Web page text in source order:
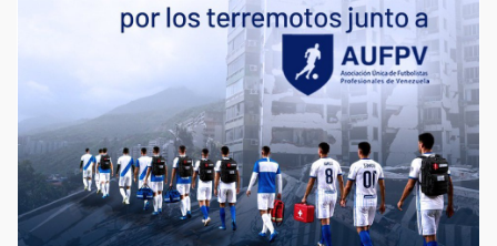
🤝Nos llena de orgullo anunciar que, gracias a la gestión de la
AUFPV y al valioso respaldo de FIFPRO, hemos concretado una
importante donación para brindar atención inmediata a
nuestros hermanos futbolistas que resultaron afectados por